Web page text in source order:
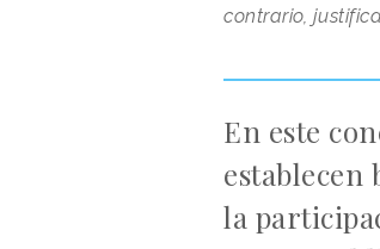
contrario,
En este
establecen
la